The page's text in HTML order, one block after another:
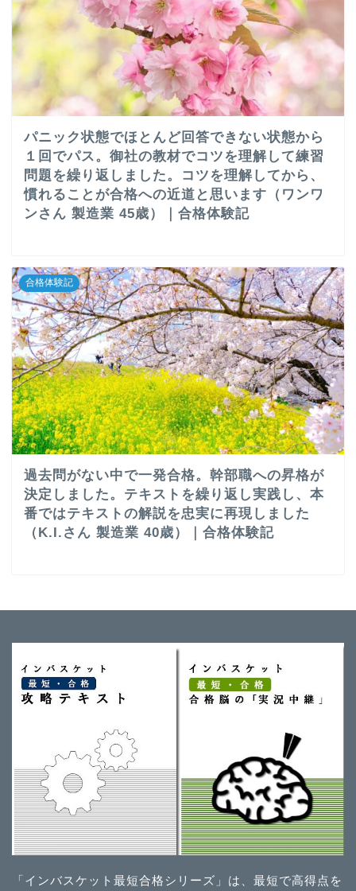
パニック状態でほとんど回答できない状態から
１回でパス。御社の教材でコツを理解して練習
問題を繰り返しました。コツを理解してから、
慣れることが合格への近道と思います（ワンワ
ンさん 製造業 45歳）｜合格体験記
合格体験記
過去問がない中で一発合格。幹部職への昇格が
決定しました。テキストを繰り返し実践し、本
番ではテキストの解説を忠実に再現しました
（K.I.さん 製造業 40歳）｜合格体験記
「インバスケット最短合格シリーズ」は、最短で高得点を